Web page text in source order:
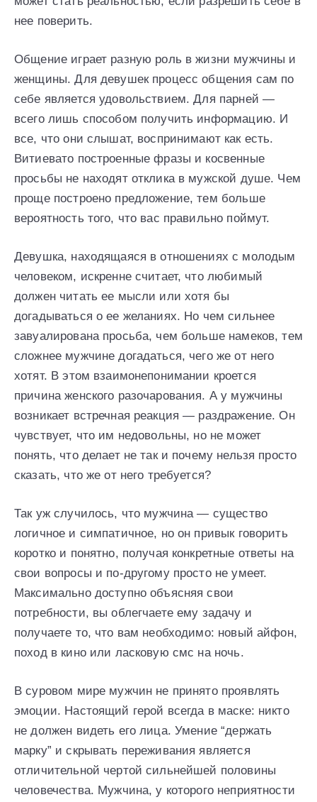
нее поверить.
Общение играет разную роль в жизни мужчины и
женщины. Для девушек процесс общения сам по
себе является удовольствием. Для парней —
всего лишь способом получить информацию. И
все, что они слышат, воспринимают как есть.
Витиевато построенные фразы и косвенные
просьбы не находят отклика в мужской душе. Чем
проще построено предложение, тем больше
вероятность того, что вас правильно поймут.
Девушка, находящаяся в отношениях с молодым
человеком, искренне считает, что любимый
должен читать ее мысли или хотя бы
догадываться о ее желаниях. Но чем сильнее
завуалирована просьба, чем больше намеков, тем
сложнее мужчине догадаться, чего же от него
хотят. В этом взаимонепонимании кроется
причина женского разочарования. А у мужчины
возникает встречная реакция — раздражение. Он
чувствует, что им недовольны, но не может
понять, что делает не так и почему нельзя просто
сказать, что же от него требуется?
Так уж случилось, что мужчина — существо
логичное и симпатичное, но он привык говорить
коротко и понятно, получая конкретные ответы на
свои вопросы и по-другому просто не умеет.
Максимально доступно объясняя свои
потребности, вы облегчаете ему задачу и
получаете то, что вам необходимо: новый айфон,
поход в кино или ласковую смс на ночь.
В суровом мире мужчин не принято проявлять
эмоции. Настоящий герой всегда в маске: никто
не должен видеть его лица. Умение “держать
марку” и скрывать переживания является
отличительной чертой сильнейшей половины
человечества. Мужчина, у которого неприятности